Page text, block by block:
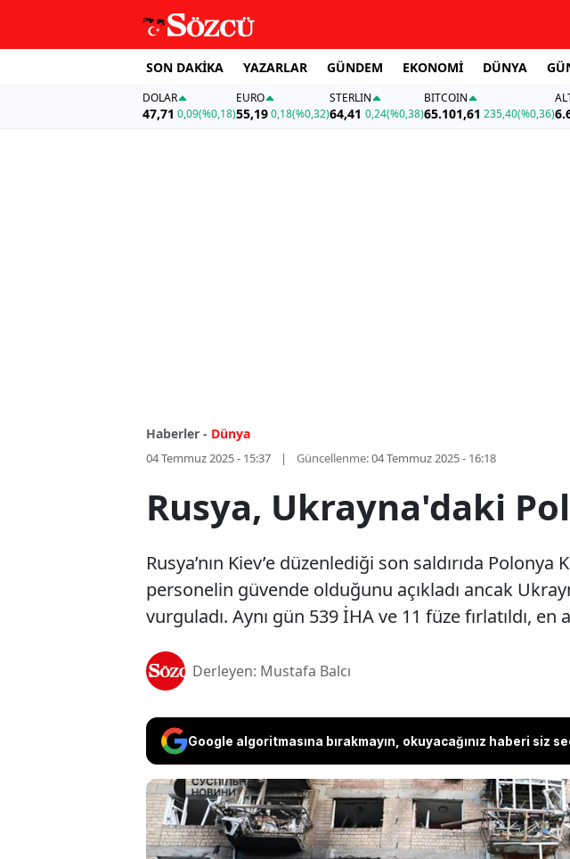
SON DAKİKA YAZARLAR GÜNDEM EKONOMİ DÜNYA
DOLAR
47,71 0,09(%0,18)
EURO
55,19 0,18(%0,32)
STERLIN
64,41 0,24(%0,38)
BITCOIN
65.101,61 235,40(%0,36)
Haberler - Dünya
04 Temmuz 2025 - 15:37 Güncellenme:04 Temmuz 2025 - 16:18
Rusya, Ukrayna'daki
Rusya’nın Kiev’e düzenlediği son saldırıda
personelin güvende olduğunu açıkladı ancak
vurguladı. Aynı gün 539 İHA ve 11 füze fırlatıldı, en
Derleyen: Mustafa Balcı
Google algoritmasına bırakmayın, okuyacağınız haberi siz